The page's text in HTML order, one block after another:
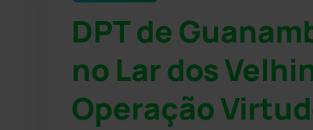
DPT de
no Lar dos
Operação